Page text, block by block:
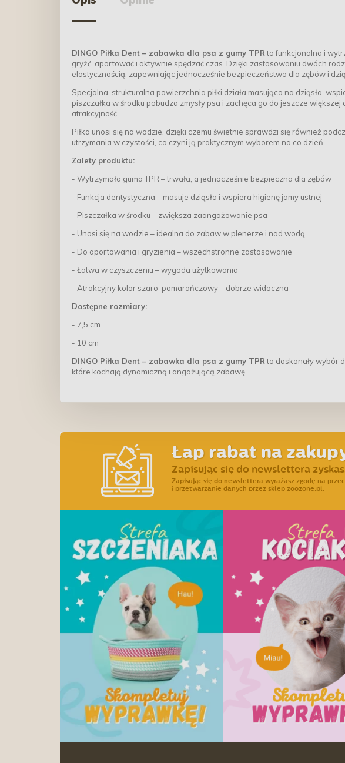
DINGO Piłka Dent – zabawka dla psa z gumy TPRto funkcjonalna i
gryźć, aportować i aktywnie spędzać czas. Dzięki zastosowaniu dwóch
elastycznością, zapewniając jednocześnie bezpieczeństwo dla zębów i
Specjalna, strukturalna powierzchnia piłki działa masująco na dziąsła,
piszczałka w środku pobudza zmysły psa i zachęca go do jeszcze
atrakcyjność.
Piłka unosi się na wodzie, dzięki czemu świetnie sprawdzi się również
utrzymania w czystości, co czyni ją praktycznym wyborem na co dzień.
Zalety produktu:
- Wytrzymała guma TPR – trwała, a jednocześnie bezpieczna dla zębów
- Funkcja dentystyczna – masuje dziąsła i wspiera higienę jamy ustnej
- Piszczałka w środku – zwiększa zaangażowanie psa
- Unosi się na wodzie – idealna do zabaw w plenerze i nad wodą
- Do aportowania i gryzienia – wszechstronne zastosowanie
- Łatwa w czyszczeniu – wygoda użytkowania
- Atrakcyjny kolor szaro-pomarańczowy – dobrze widoczna
Dostępne rozmiary:
- 7,5 cm
- 10 cm
DINGO Piłka Dent – zabawka dla psa z gumy TPRto doskonały wybór
które kochają dynamiczną i angażującą zabawę.
Łap rabat na
Zapisując się do newslettera
Zapisując się do newslettera wyrażasz zgodę na
i przetwarzanie danych przez sklep zoozone.pl.